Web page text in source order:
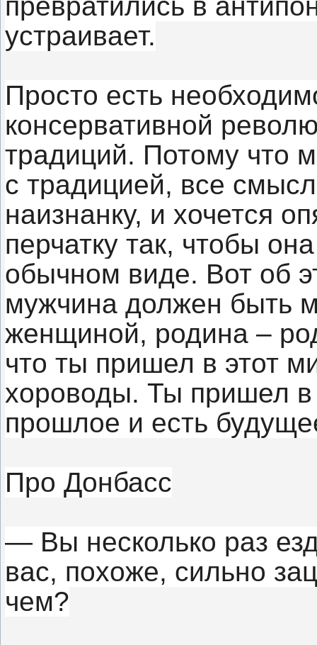
превратились в
устраивает.
Просто есть
консервативной
традиций. Потому что
с традицией, все
наизнанку, и хочется
перчатку так, чтобы
обычном виде. Вот об
мужчина должен быть
женщиной, родина –
что ты пришел в этот
хороводы. Ты пришел в
прошлое и есть
Про Донбасс
— Вы несколько раз
вас, похоже, сильно
чем?